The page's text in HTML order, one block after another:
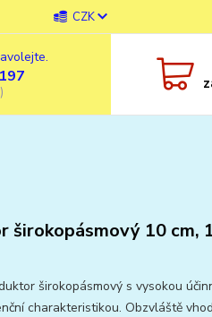
CZK
širokopásmový 10 cm,
širokopásmový s vysokou
charakteristikou. Obzvláště